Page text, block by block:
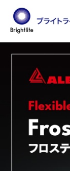
ブライトラ